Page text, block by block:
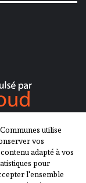
utilise
vos
adapté à vos
pour
l'ensemble